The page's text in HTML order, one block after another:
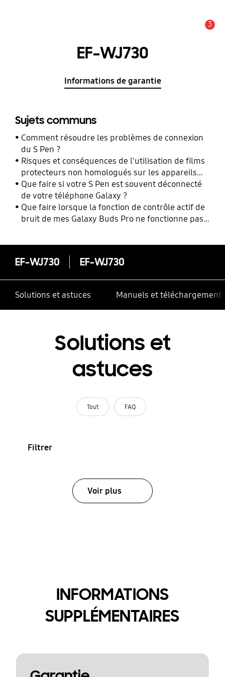
3
EF-WJ730
Informations de garantie
Sujets communs
Comment résoudre les problèmes de connexion
du S Pen ?
Risques et conséquences de l'utilisation de films
protecteurs non homologués sur les appareils
mobiles Samsung Galaxy
Que faire si votre S Pen est souvent déconnecté
de votre téléphone Galaxy ?
Que faire lorsque la fonction de contrôle actif de
bruit de mes Galaxy Buds Pro ne fonctionne pas
EF-WJ730 EF-WJ730
Solutions et astuces Manuels et téléchargements
Solutions et
astuces
Tout FAQ
Filtrer
Voir plus
INFORMATIONS
SUPPLÉMENTAIRES